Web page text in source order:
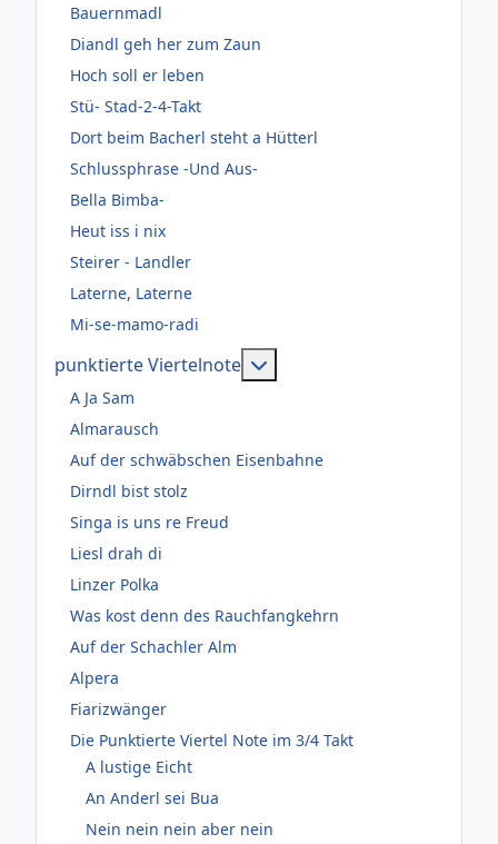
Bauernmadl
Diandl geh her zum Zaun
Hoch soll er leben
Stü- Stad-2-4-Takt
Dort beim Bacherl steht a Hütterl
Schlussphrase -Und Aus-
Bella Bimba-
Heut iss i nix
Steirer - Landler
Laterne, Laterne
Mi-se-mamo-radi
punktierte Viertelnote
A Ja Sam
Almarausch
Auf der schwäbschen Eisenbahne
Dirndl bist stolz
Singa is uns re Freud
Liesl drah di
Linzer Polka
Was kost denn des Rauchfangkehrn
Auf der Schachler Alm
Alpera
Fiarizwänger
Die Punktierte Viertel Note im 3/4 Takt
A lustige Eicht
An Anderl sei Bua
Nein nein nein aber nein